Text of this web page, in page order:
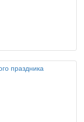
праздника